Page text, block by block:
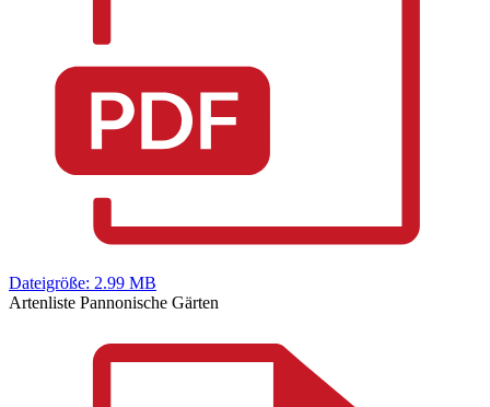
Dateigröße: 2.99 MB
Artenliste Pannonische Gärten